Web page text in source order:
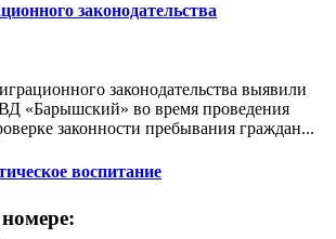
законодательства
законодательства выявили
«Барышский» во время проведения
законности пребывания граждан...
воспитание